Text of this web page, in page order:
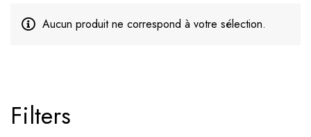
Filters
Aucun produit ne correspond à votre sélection.